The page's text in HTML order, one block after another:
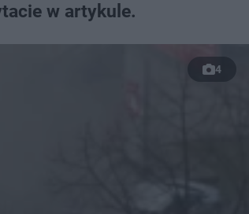
w artykule.
4